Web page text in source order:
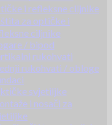
i refleksne ciljnike
za optičke i
ciljnike
/ bipod
rukohvati
rukohvati / obloge
svjetiljke
i nosači za